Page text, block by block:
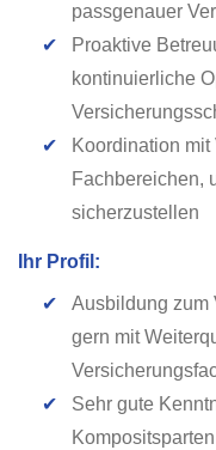
passgenauer
✔
Proaktive
kontinuierliche
✔
Koordination
Fachbereichen,
sicherzustellen
Ihr Profil:
✔
Ausbildung zum
gern mit
✔
Sehr gute
Kompositsparten